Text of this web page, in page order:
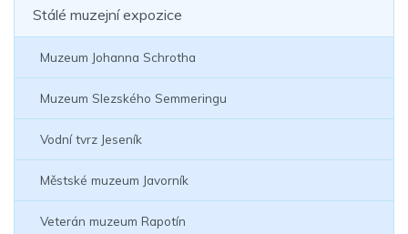
Stálé muzejní expozice
Muzeum Johanna Schrotha
Muzeum Slezského Semmeringu
Vodní tvrz Jeseník
Městské muzeum Javorník
Veterán muzeum Rapotín